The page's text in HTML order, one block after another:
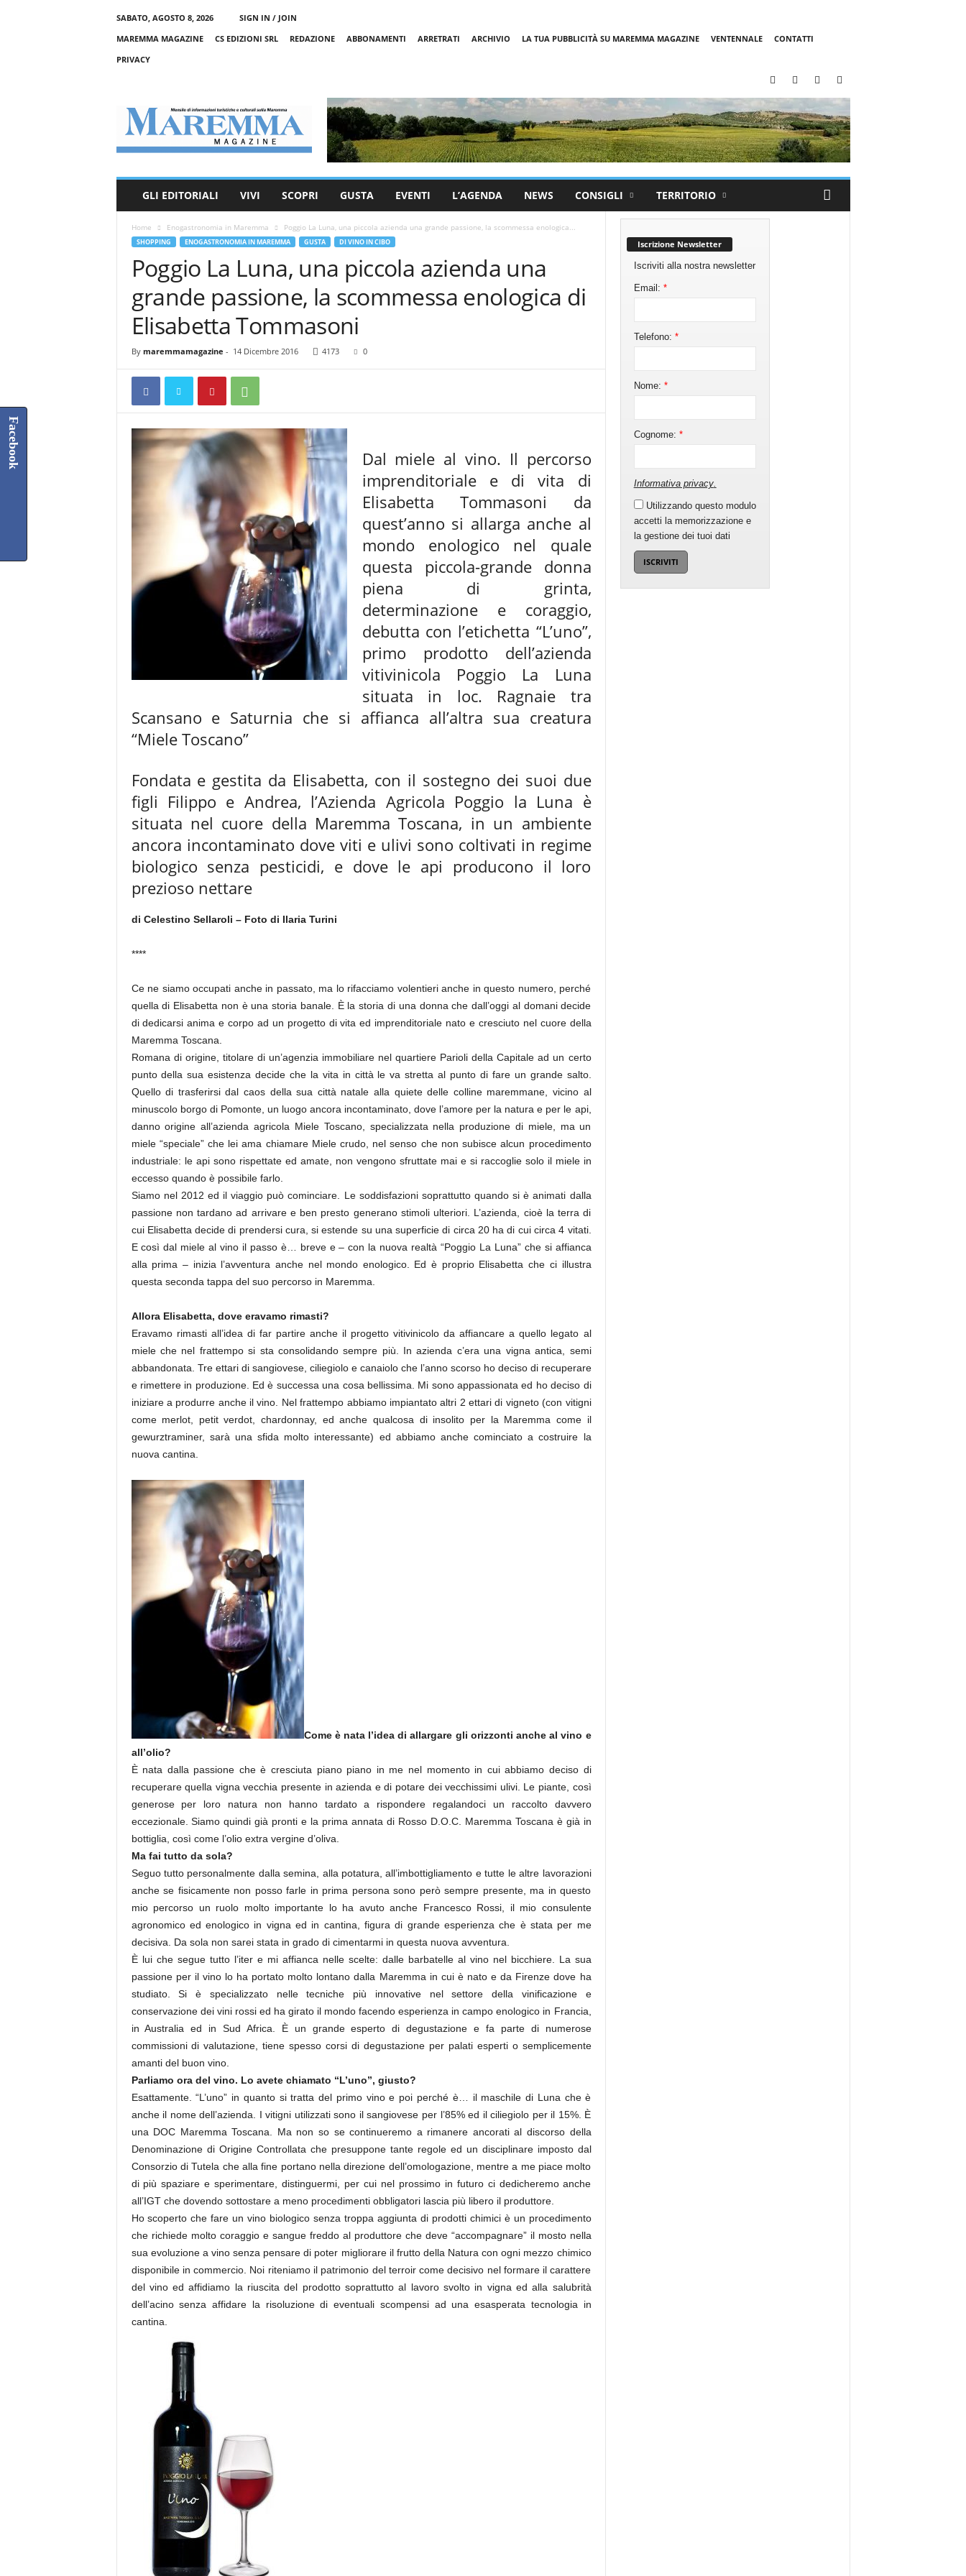
SABATO, AGOSTO 8, 2026
SIGN IN / JOIN
MAREMMA MAGAZINE
CS EDIZIONI SRL REDAZIONE ABBONAMENTI ARRETRATI ARCHIVIO LA TUA PUBBLICITÀ SU MAREMMA MAGAZINE VENTENNALE
CONTATTI
PRIVACY
m
GLI EDITORIALI VIVI SCOPRI GUSTA EVENTI L’AGENDA NEWS CONSIGLI TERRITORIO
Home Enogastronomia in Maremma Poggio La Luna, una piccola azienda una grande passione, la scommessa enologica...
SHOPPING ENOGASTRONOMIA IN MAREMMA GUSTA DI VINO IN CIBO
Poggio La Luna, una piccola azienda una
grande passione, la scommessa enologica di
Elisabetta Tommasoni
By maremmamagazine - 14 Dicembre 2016 4173 0
Dal miele al vino. Il percorso
imprenditoriale e di vita di
Elisabetta Tommasoni da
quest’anno si allarga anche al
mondo enologico nel quale
questa piccola-grande donna
piena di grinta,
determinazione e coraggio,
debutta con l’etichetta “L’uno”,
primo prodotto dell’azienda
vitivinicola Poggio La Luna
situata in loc. Ragnaie tra
Scansano e Saturnia che si affianca all’altra sua creatura
“Miele Toscano”
Fondata e gestita da Elisabetta, con il sostegno dei suoi due
figli Filippo e Andrea, l’Azienda Agricola Poggio la Luna è
situata nel cuore della Maremma Toscana, in un ambiente
ancora incontaminato dove viti e ulivi sono coltivati in regime
biologico senza pesticidi, e dove le api producono il loro
prezioso nettare
di Celestino Sellaroli – Foto di Ilaria Turini
****
Ce ne siamo occupati anche in passato, ma lo rifacciamo volentieri anche in questo numero, perché
quella di Elisabetta non è una storia banale. È la storia di una donna che dall’oggi al domani decide
di dedicarsi anima e corpo ad un progetto di vita ed imprenditoriale nato e cresciuto nel cuore della
Maremma Toscana.
Romana di origine, titolare di un’agenzia immobiliare nel quartiere Parioli della Capitale ad un certo
punto della sua esistenza decide che la vita in città le va stretta al punto di fare un grande salto.
Quello di trasferirsi dal caos della sua città natale alla quiete delle colline maremmane, vicino al
minuscolo borgo di Pomonte, un luogo ancora incontaminato, dove l’amore per la natura e per le api,
danno origine all’azienda agricola Miele Toscano, specializzata nella produzione di miele, ma un
miele “speciale” che lei ama chiamare Miele crudo, nel senso che non subisce alcun procedimento
industriale: le api sono rispettate ed amate, non vengono sfruttate mai e si raccoglie solo il miele in
eccesso quando è possibile farlo.
Siamo nel 2012 ed il viaggio può cominciare. Le soddisfazioni soprattutto quando si è animati dalla
passione non tardano ad arrivare e ben presto generano stimoli ulteriori. L’azienda, cioè la terra di
cui Elisabetta decide di prendersi cura, si estende su una superficie di circa 20 ha di cui circa 4 vitati.
E così dal miele al vino il passo è… breve e – con la nuova realtà “Poggio La Luna” che si affianca
alla prima – inizia l’avventura anche nel mondo enologico. Ed è proprio Elisabetta che ci illustra
questa seconda tappa del suo percorso in Maremma.
Allora Elisabetta, dove eravamo rimasti?
Eravamo rimasti all’idea di far partire anche il progetto vitivinicolo da affiancare a quello legato al
miele che nel frattempo si sta consolidando sempre più. In azienda c’era una vigna antica, semi
abbandonata. Tre ettari di sangiovese, ciliegiolo e canaiolo che l’anno scorso ho deciso di recuperare
e rimettere in produzione. Ed è successa una cosa bellissima. Mi sono appassionata ed ho deciso di
iniziare a produrre anche il vino. Nel frattempo abbiamo impiantato altri 2 ettari di vigneto (con vitigni
come merlot, petit verdot, chardonnay, ed anche qualcosa di insolito per la Maremma come il
gewurztraminer, sarà una sfida molto interessante) ed abbiamo anche cominciato a costruire la
nuova cantina.
Come è nata l’idea di allargare gli orizzonti anche al vino e
all’olio?
È nata dalla passione che è cresciuta piano piano in me nel momento in cui abbiamo deciso di
recuperare quella vigna vecchia presente in azienda e di potare dei vecchissimi ulivi. Le piante, così
generose per loro natura non hanno tardato a rispondere regalandoci un raccolto davvero
eccezionale. Siamo quindi già pronti e la prima annata di Rosso D.O.C. Maremma Toscana è già in
bottiglia, così come l’olio extra vergine d’oliva.
Ma fai tutto da sola?
Seguo tutto personalmente dalla semina, alla potatura, all’imbottigliamento e tutte le altre lavorazioni
anche se fisicamente non posso farle in prima persona sono però sempre presente, ma in questo
mio percorso un ruolo molto importante lo ha avuto anche Francesco Rossi, il mio consulente
agronomico ed enologico in vigna ed in cantina, figura di grande esperienza che è stata per me
decisiva. Da sola non sarei stata in grado di cimentarmi in questa nuova avventura.
È lui che segue tutto l’iter e mi affianca nelle scelte: dalle barbatelle al vino nel bicchiere. La sua
passione per il vino lo ha portato molto lontano dalla Maremma in cui è nato e da Firenze dove ha
studiato. Si è specializzato nelle tecniche più innovative nel settore della vinificazione e
conservazione dei vini rossi ed ha girato il mondo facendo esperienza in campo enologico in Francia,
in Australia ed in Sud Africa. È un grande esperto di degustazione e fa parte di numerose
commissioni di valutazione, tiene spesso corsi di degustazione per palati esperti o semplicemente
amanti del buon vino.
Parliamo ora del vino. Lo avete chiamato “L’uno”, giusto?
Esattamente. “L’uno” in quanto si tratta del primo vino e poi perché è… il maschile di Luna che è
anche il nome dell’azienda. I vitigni utilizzati sono il sangiovese per l’85% ed il ciliegiolo per il 15%. È
una DOC Maremma Toscana. Ma non so se continueremo a rimanere ancorati al discorso della
Denominazione di Origine Controllata che presuppone tante regole ed un disciplinare imposto dal
Consorzio di Tutela che alla fine portano nella direzione dell’omologazione, mentre a me piace molto
di più spaziare e sperimentare, distinguermi, per cui nel prossimo in futuro ci dedicheremo anche
all’IGT che dovendo sottostare a meno procedimenti obbligatori lascia più libero il produttore.
Ho scoperto che fare un vino biologico senza troppa aggiunta di prodotti chimici è un procedimento
che richiede molto coraggio e sangue freddo al produttore che deve “accompagnare” il mosto nella
sua evoluzione a vino senza pensare di poter migliorare il frutto della Natura con ogni mezzo chimico
disponibile in commercio. Noi riteniamo il patrimonio del terroir come decisivo nel formare il carattere
del vino ed affidiamo la riuscita del prodotto soprattutto al lavoro svolto in vigna ed alla salubrità
dell’acino senza affidare la risoluzione di eventuali scompensi ad una esasperata tecnologia in
cantina.
Iscrizione Newsletter
Iscriviti alla nostra newsletter
Email: *
Telefono: *
Nome: *
Cognome: *
Informativa privacy.
Utilizzando questo modulo
accetti la memorizzazione e
la gestione dei tuoi dati
Facebook